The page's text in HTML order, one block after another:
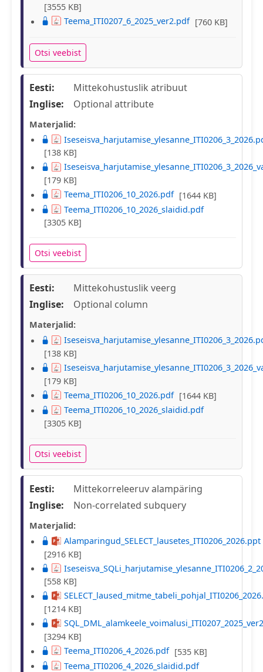
[3555 KB]
Teema_ITI0207_6_2025_ver2.pdf [760 KB]
Otsi veebist
Eesti:
Mittekohustuslik atribuut
Inglise:
Optional attribute
Materjalid:
[138 KB]
[179 KB]
Teema_ITI0206_10_2026.pdf [1644 KB]
Teema_ITI0206_10_2026_slaidid.pdf
[3305 KB]
Otsi veebist
Eesti:
Mittekohustuslik veerg
Inglise:
Optional column
Materjalid:
[138 KB]
[179 KB]
Teema_ITI0206_10_2026.pdf [1644 KB]
Teema_ITI0206_10_2026_slaidid.pdf
[3305 KB]
Otsi veebist
Eesti:
Mittekorreleeruv alampäring
Inglise:
Non-correlated subquery
Materjalid:
Alamparingud_SELECT_lausetes_ITI0206_2026.ppt
[2916 KB]
[558 KB]
[1214 KB]
[3294 KB]
Teema_ITI0206_4_2026.pdf [535 KB]
Teema_ITI0206_4_2026_slaidid.pdf